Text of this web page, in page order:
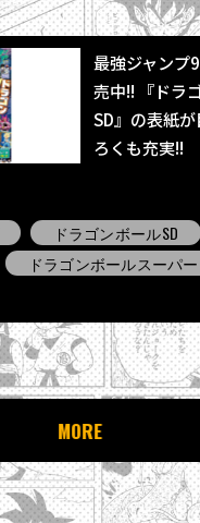
最強ジャンプ
売中!! 『ドラ
SD』の表紙
ろくも充実!!
ドラゴンボールSD
ドラゴンボールスーパ
MORE